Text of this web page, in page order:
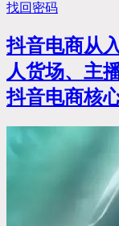
找回密码
抖音电商从
人货场、主
抖音电商核